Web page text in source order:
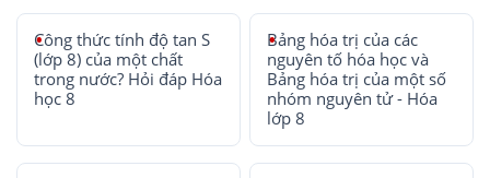
Công thức tính độ tan S
(lớp 8) của một chất
trong nước? Hỏi đáp Hóa
học 8
Bảng hóa trị của các
nguyên tố hóa học và
Bảng hóa trị của một số
nhóm nguyên tử - Hóa
lớp 8